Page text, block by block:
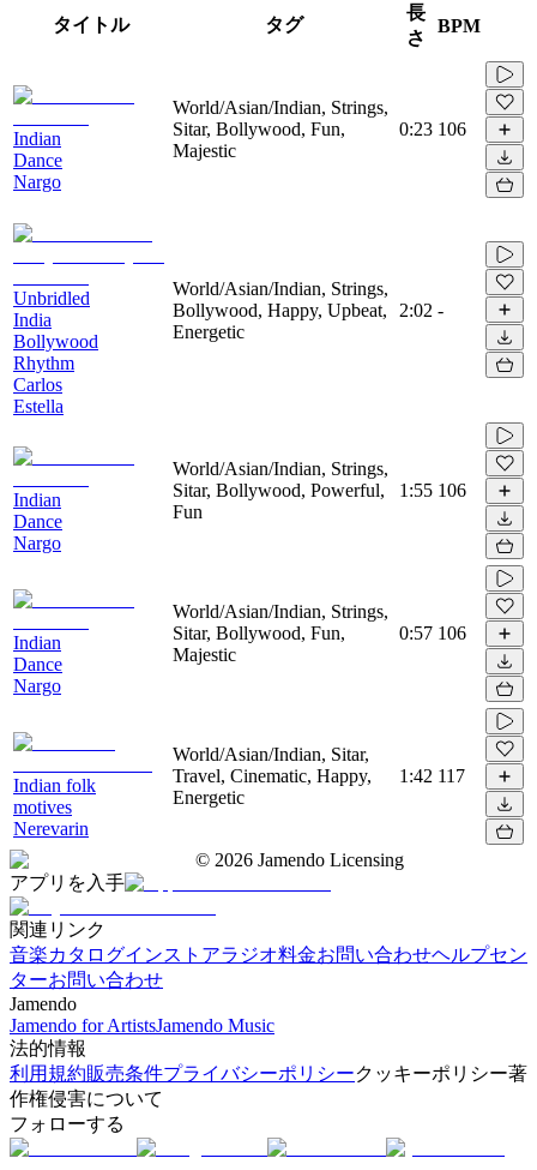
タイトル タグ
長
さ
BPM
Indian
Dance
Nargo
World/Asian/Indian, Strings,
Sitar, Bollywood, Fun,
Majestic
0:23 106
Unbridled
India
Bollywood
Rhythm
Carlos
Estella
World/Asian/Indian, Strings,
Bollywood, Happy, Upbeat,
Energetic
2:02 -
Indian
Dance
Nargo
World/Asian/Indian, Strings,
Sitar, Bollywood, Powerful,
Fun
1:55 106
Indian
Dance
Nargo
World/Asian/Indian, Strings,
Sitar, Bollywood, Fun,
Majestic
0:57 106
Indian folk
motives
Nerevarin
World/Asian/Indian, Sitar,
Travel, Cinematic, Happy,
Energetic
1:42 117
© 2026 Jamendo Licensing
アプリを入手
関連リンク
音楽カタログインストアラジオ料金お問い合わせヘルプセン
ターお問い合わせ
Jamendo
Jamendo for ArtistsJamendo Music
法的情報
利用規約販売条件プライバシーポリシークッキーポリシー著
作権侵害について
フォローする